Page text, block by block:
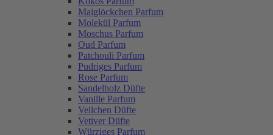
Maiglöckchen Parfum
Molekül Parfum
Moschus Parfum
Oud Parfum
Patchouli Parfum
Pudriges Parfum
Rose Parfum
Sandelholz Düfte
Vanille Parfum
Veilchen Düfte
Vetiver Düfte
Würziges Parfum